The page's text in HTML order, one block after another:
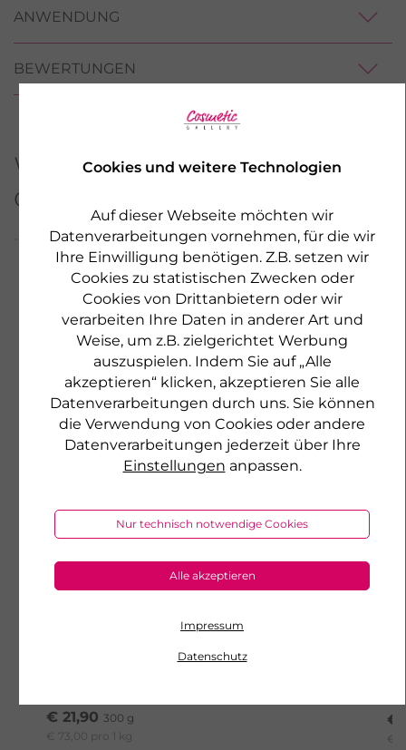
Cookies und weitere Technologien
Auf dieser Webseite möchten wir
Datenverarbeitungen vornehmen, für die wir
Ihre Einwilligung benötigen. Z.B. setzen wir
Cookies zu statistischen Zwecken oder
Cookies von Drittanbietern oder wir
verarbeiten Ihre Daten in anderer Art und
Weise, um z.B. zielgerichtet Werbung
auszuspielen. Indem Sie auf „Alle
akzeptieren“ klicken, akzeptieren Sie alle
Datenverarbeitungen durch uns. Sie können
die Verwendung von Cookies oder andere
Datenverarbeitungen jederzeit über Ihre
Einstellungen anpassen.
Nur technisch notwendige Cookies
Alle akzeptieren
Impressum
Datenschutz
ANWENDUNG
BEWERTUNGEN
Weitere Produkte aus
dieser Serie
NEU
BALLASTSTOFF KOMPLEX
Perfekte Ergänzung für die
€ 21,90 300 g
€ 73,00 pro 1 kg
€
€